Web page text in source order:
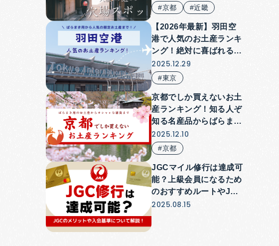
#京都 #近畿
【2026年最新】羽田空
港で人気のお土産ランキ
ング！絶対に喜ばれるお
すすめを厳選紹介
2025.12.29
#東京
京都でしか買えないお土
産ランキング！知る人ぞ
知る名産品からばらまき
用お菓子まで紹介
2025.12.10
#京都
JGCマイル修行は達成可
能？上級会員になるため
のおすすめルートやJAL
カードをご紹介！
2025.08.15